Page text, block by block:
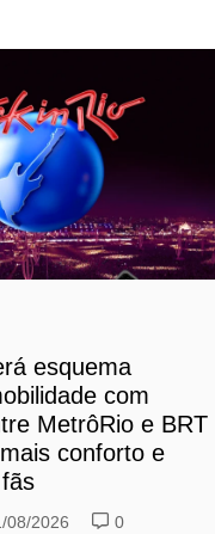
esquema
com
MetrôRio e BRT
conforto e
08/2026 0